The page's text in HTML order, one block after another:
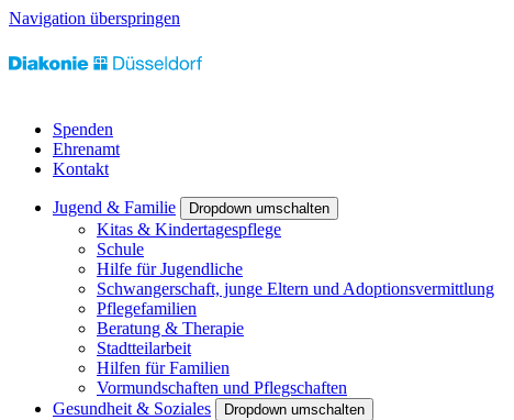
Navigation überspringen
Spenden
Ehrenamt
Kontakt
Jugend & Familie Dropdown umschalten
Kitas & Kindertagespflege
Schule
Hilfe für Jugendliche
Schwangerschaft, junge Eltern und Adoptionsvermittlung
Pflegefamilien
Beratung & Therapie
Stadtteilarbeit
Hilfen für Familien
Vormundschaften und Pflegschaften
Gesundheit & Soziales
Dropdown umschalten